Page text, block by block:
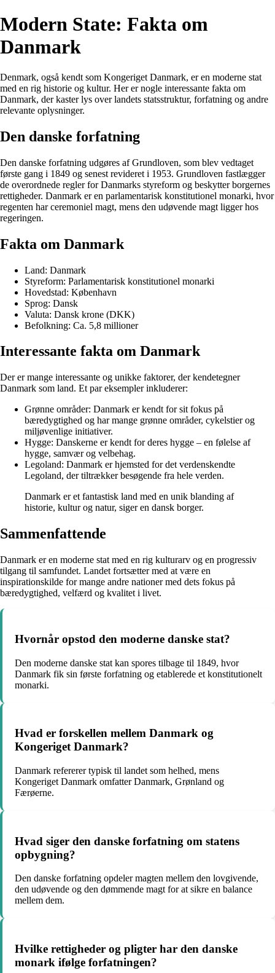
Modern State: Fakta om
Danmark
Denmark, også kendt som Kongeriget Danmark, er en moderne stat
med en rig historie og kultur. Her er nogle interessante fakta om
Danmark, der kaster lys over landets statsstruktur, forfatning og andre
relevante oplysninger.
Den danske forfatning
Den danske forfatning udgøres af Grundloven, som blev vedtaget
første gang i 1849 og senest revideret i 1953. Grundloven fastlægger
de overordnede regler for Danmarks styreform og beskytter borgernes
rettigheder. Danmark er en parlamentarisk konstitutionel monarki, hvor
regenten har ceremoniel magt, mens den udøvende magt ligger hos
regeringen.
Fakta om Danmark
Land: Danmark
Styreform: Parlamentarisk konstitutionel monarki
Hovedstad: København
Sprog: Dansk
Valuta: Dansk krone (DKK)
Befolkning: Ca. 5,8 millioner
Interessante fakta om Danmark
Der er mange interessante og unikke faktorer, der kendetegner
Danmark som land. Et par eksempler inkluderer:
Grønne områder: Danmark er kendt for sit fokus på
bæredygtighed og har mange grønne områder, cykelstier og
miljøvenlige initiativer.
Hygge: Danskerne er kendt for deres hygge – en følelse af
hygge, samvær og velbehag.
Legoland: Danmark er hjemsted for det verdenskendte
Legoland, der tiltrækker besøgende fra hele verden.
Danmark er et fantastisk land med en unik blanding af
historie, kultur og natur, siger en dansk borger.
Sammenfattende
Danmark er en moderne stat med en rig kulturarv og en progressiv
tilgang til samfundet. Landet fortsætter med at være en
inspirationskilde for mange andre nationer med dets fokus på
bæredygtighed, velfærd og kvalitet i livet.
Hvornår opstod den moderne danske stat?
Den moderne danske stat kan spores tilbage til 1849, hvor
Danmark fik sin første forfatning og etablerede et konstitutionelt
monarki.
Hvad er forskellen mellem Danmark og
Kongeriget Danmark?
Danmark refererer typisk til landet som helhed, mens
Kongeriget Danmark omfatter Danmark, Grønland og
Færøerne.
Hvad siger den danske forfatning om statens
opbygning?
Den danske forfatning opdeler magten mellem den lovgivende,
den udøvende og den dømmende magt for at sikre en balance
mellem dem.
Hvilke rettigheder og pligter har den danske
monark ifølge forfatningen?